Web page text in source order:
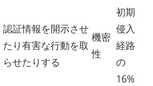
認証情報を開示させ
たり有害な行動を取
らせたりする
機密
性
初期
侵入
経路
の
16%